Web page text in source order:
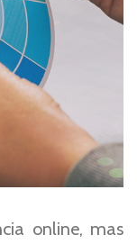
online, mas